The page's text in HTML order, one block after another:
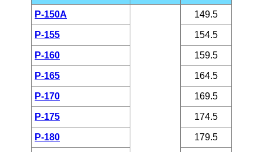
P-150A 149.5
P-155 154.5
P-160 159.5
P-165 164.5
P-170 169.5
P-175 174.5
P-180 179.5